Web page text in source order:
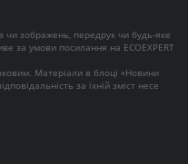
чи зображень, передрук чи будь-яке
за умови посилання на ECOEXPERT
Матеріали в блоці «Новини
за їхній зміст несе